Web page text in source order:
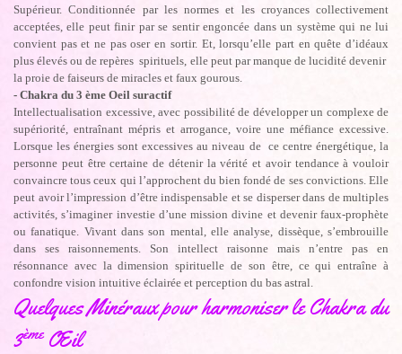
Supérieur. Conditionnée par les normes et les croyances collectivement
acceptées, elle peut finir par se sentir engoncée dans un système qui ne lui
convient pas et ne pas oser en sortir. Et, lorsqu’elle part en quête d’idéaux
plus élevés ou de repères spirituels, elle peut par manque de lucidité devenir
la proie de faiseurs de miracles et faux gourous.
- Chakra du 3 ème Oeil suractif
Intellectualisation excessive, avec possibilité de développer un complexe de
supériorité, entraînant mépris et arrogance, voire une méfiance excessive.
Lorsque les énergies sont excessives au niveau de ce centre énergétique, la
personne peut être certaine de détenir la vérité et avoir tendance à vouloir
convaincre tous ceux qui l’approchent du bien fondé de ses convictions. Elle
peut avoir l’impression d’être indispensable et se disperser dans de multiples
activités, s’imaginer investie d’une mission divine et devenir faux-prophète
ou fanatique. Vivant dans son mental, elle analyse, dissèque, s’embrouille
dans ses raisonnements. Son intellect raisonne mais n’entre pas en
résonnance avec la dimension spirituelle de son être, ce qui entraîne à
confondre vision intuitive éclairée et perception du bas astral.
Quelques Minéraux pour harmoniser le Chakra du
3èmeŒil